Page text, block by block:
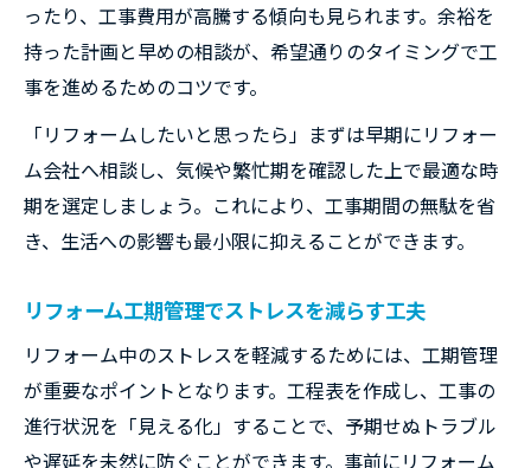
ったり、工事費用が高騰する傾向も見られます。余裕を
持った計画と早めの相談が、希望通りのタイミングで工
事を進めるためのコツです。
「リフォームしたいと思ったら」まずは早期にリフォー
ム会社へ相談し、気候や繁忙期を確認した上で最適な時
期を選定しましょう。これにより、工事期間の無駄を省
き、生活への影響も最小限に抑えることができます。
リフォーム工期管理でストレスを減らす工夫
リフォーム中のストレスを軽減するためには、工期管理
が重要なポイントとなります。工程表を作成し、工事の
進行状況を「見える化」することで、予期せぬトラブル
や遅延を未然に防ぐことができます。事前にリフォーム